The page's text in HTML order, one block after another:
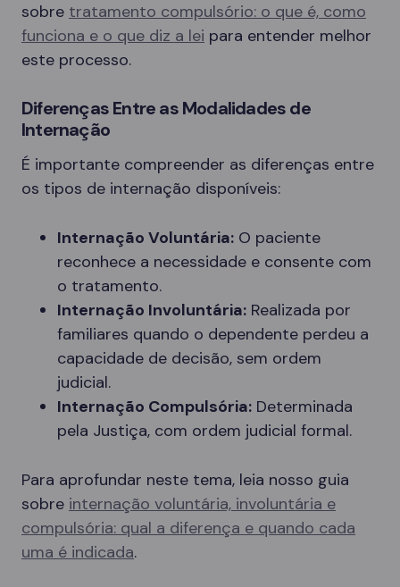
sobre tratamento compulsório: o que é, como
funciona e o que diz a lei para entender melhor
este processo.
Diferenças Entre as Modalidades de
Internação
É importante compreender as diferenças entre
os tipos de internação disponíveis:
Internação Voluntária: O paciente
reconhece a necessidade e consente com
o tratamento.
Internação Involuntária: Realizada por
familiares quando o dependente perdeu a
capacidade de decisão, sem ordem
judicial.
Internação Compulsória: Determinada
pela Justiça, com ordem judicial formal.
Para aprofundar neste tema, leia nosso guia
sobre internação voluntária, involuntária e
compulsória: qual a diferença e quando cada
uma é indicada.